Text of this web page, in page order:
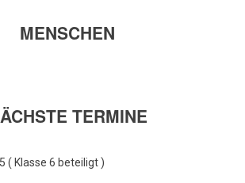
MENSCHEN
TERMINE
( Klasse 6 beteiligt )